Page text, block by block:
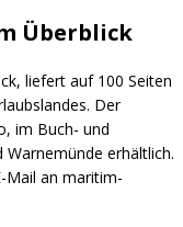
Überblick
liefert auf 100 Seiten
Der
im Buch- und
erhältlich.
Mail an maritim-